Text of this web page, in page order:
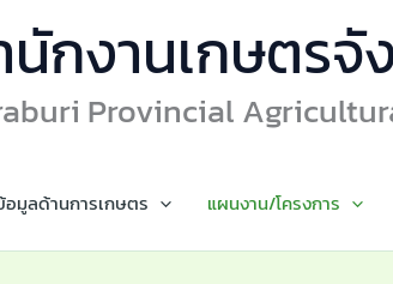
นักงานเกษตรจั
Provincial
อมูลด้านการเกษตร แผนงาน/โครงการ